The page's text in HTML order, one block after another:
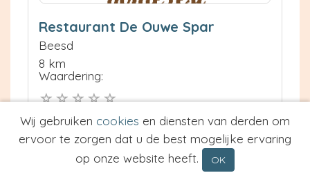
Restaurant De Ouwe Spar
Beesd
8 km
Waardering:
Neem contact op
Meer informatie
Prijs van Espresso
Wij gebruiken cookies en diensten van derden om
ervoor te zorgen dat u de best mogelijke ervaring
op onze website heeft.
OK